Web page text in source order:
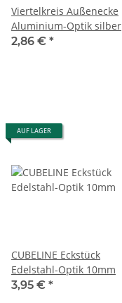
Viertelkreis Außenecke
Aluminium-Optik silber
eloxiert 12,5mm
2,86 € *
AUF LAGER
CUBELINE Eckstück
Edelstahl-Optik 10mm
3,95 € *